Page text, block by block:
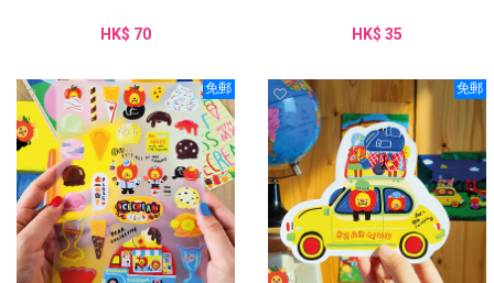
HK$ 70 HK$ 35
免郵 免郵